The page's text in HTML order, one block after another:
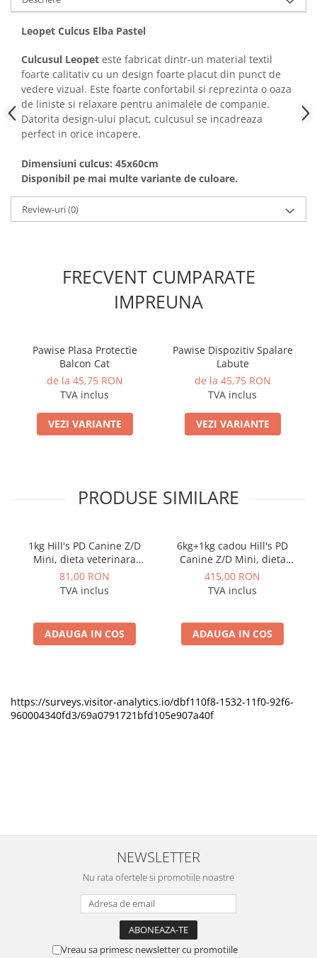
Leopet Culcus Elba Pastel
Culcusul Leopet este fabricat dintr-un material textil
foarte calitativ cu un design foarte placut din punct de
vedere vizual. Este foarte confortabil si reprezinta o oaza
de liniste si relaxare pentru animalele de companie.
Datorita design-ului placut, culcusul se incadreaza
perfect in orice incapere.
Dimensiuni culcus: 45x60cm
Disponibil pe mai multe variante de culoare.
Review-uri(0)
FRECVENT CUMPARATE
IMPREUNA
Pawise Plasa Protectie
Balcon Cat
de la 45,75 RON
TVA inclus
VEZI VARIANTE
Pawise Dispozitiv Spalare
Labute
de la 45,75 RON
TVA inclus
VEZI VARIANTE
PRODUSE SIMILARE
1kg Hill's PD Canine Z/D
Mini, dieta veterinara
pentru caini cu probleme
dermatologice
81,00 RON
TVA inclus
ADAUGA IN COS
6kg+1kg cadou Hill's PD
Canine Z/D Mini, dieta
veterinara pentru caini cu
probleme dermatologice
415,00 RON
TVA inclus
ADAUGA IN COS
https://surveys.visitor-analytics.io/dbf110f8-1532-11f0-92f6-
960004340fd3/69a0791721bfd105e907a40f
NEWSLETTER
Nu rata ofertele si promotiile noastre
Vreau sa primesc newsletter cu promotiile